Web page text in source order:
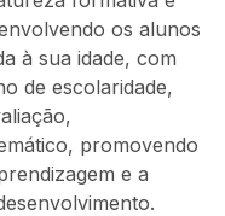
os alunos
à sua idade, com
de escolaridade,
promovendo
e a